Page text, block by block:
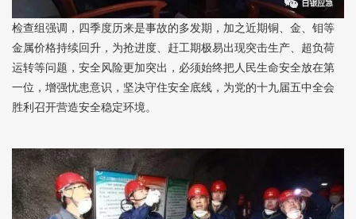
检查组强调，四季度历来是事故的多发期，加之近期铜、金、钼等
金属价格持续回升，为抢进度、赶工期极易出现突击生产、超负荷
运转等问题，安全风险更加突出，必须始终把人民生命安全放在第
一位，增强忧患意识，坚决守住安全底线，为党的十九届五中全会
胜利召开营造安全稳定环境。